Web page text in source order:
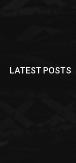
LATEST POSTS